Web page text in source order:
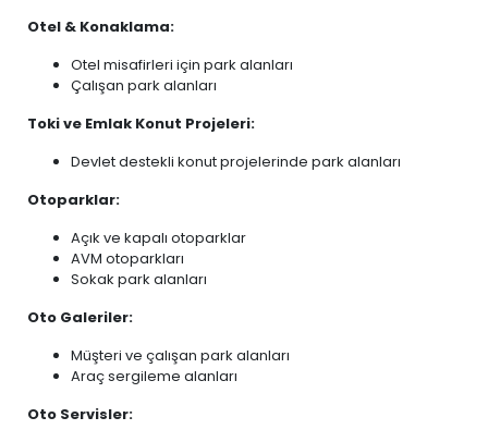
Otel & Konaklama:
Otel misafirleri için park alanları
Çalışan park alanları
Toki ve Emlak Konut Projeleri:
Devlet destekli konut projelerinde park alanları
Otoparklar:
Açık ve kapalı otoparklar
AVM otoparkları
Sokak park alanları
Oto Galeriler:
Müşteri ve çalışan park alanları
Araç sergileme alanları
Oto Servisler: